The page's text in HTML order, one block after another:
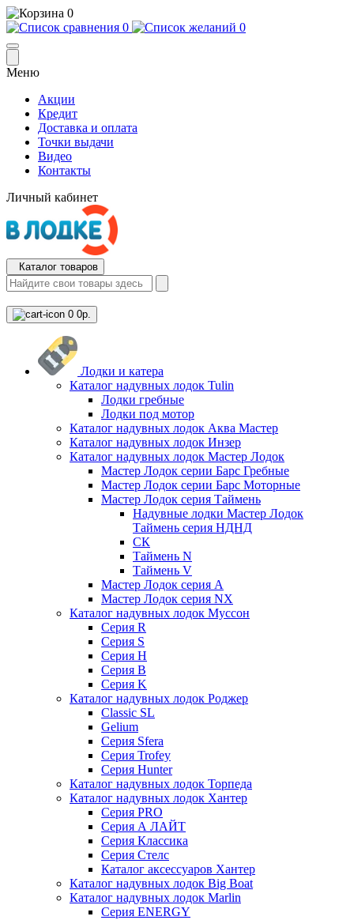
0
0
0
Меню
Акции
Кредит
Доставка и оплата
Точки выдачи
Видео
Контакты
Личный кабинет
Каталог товаров
0 0р.
Лодки и катера
Каталог надувных лодок Tulin
Лодки гребные
Лодки под мотор
Каталог надувных лодок Аква Мастер
Каталог надувных лодок Инзер
Каталог надувных лодок Мастер Лодок
Мастер Лодок серии Барс Гребные
Мастер Лодок серии Барс Моторные
Мастер Лодок серия Таймень
Надувные лодки Мастер Лодок
Таймень серия НДНД
СК
Таймень N
Таймень V
Мастер Лодок серия А
Мастер Лодок серия NX
Каталог надувных лодок Муссон
Серия R
Серия S
Серия H
Серия B
Серия K
Каталог надувных лодок Роджер
Classic SL
Gelium
Серия Sfera
Серия Trofey
Серия Hunter
Каталог надувных лодок Торпеда
Каталог надувных лодок Хантер
Серия PRO
Серия А ЛАЙТ
Серия Классика
Серия Стелс
Каталог аксессуаров Хантер
Каталог надувных лодок Big Boat
Каталог надувных лодок Marlin
Серия ENERGY